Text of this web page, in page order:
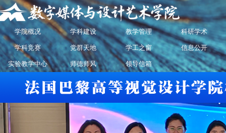
学院概况 学科建设 教学管理 科研学术
学科竞赛 党群天地 学工之窗 信息公开
实验教学中心 师德师风 领导信箱